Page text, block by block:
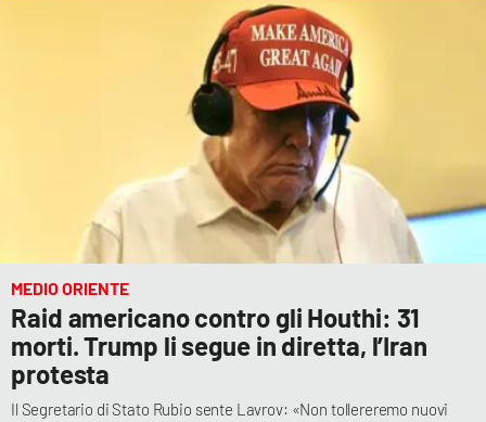
Leggendo Alvaro insieme
Le perfidie di Antonella Grippo
Venti di comunicazione
STREAMING
LaC TV
LaC Network
MEDIO ORIENTE
Raid americano contro gli Houthi: 31
morti. Trump li segue in diretta, l’Iran
protesta
Il Segretario di Stato Rubio sente Lavrov: «Non tollereremo nuovi